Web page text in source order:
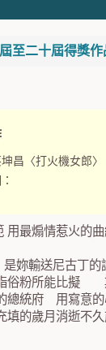
至二十屆得獎作
昌〈打火機女郎〉
最煽情惹火的
快 挺出豐碩
妳輸送尼古丁的
俗粉所能比擬
總統府 用寫意
填的歲月消逝不